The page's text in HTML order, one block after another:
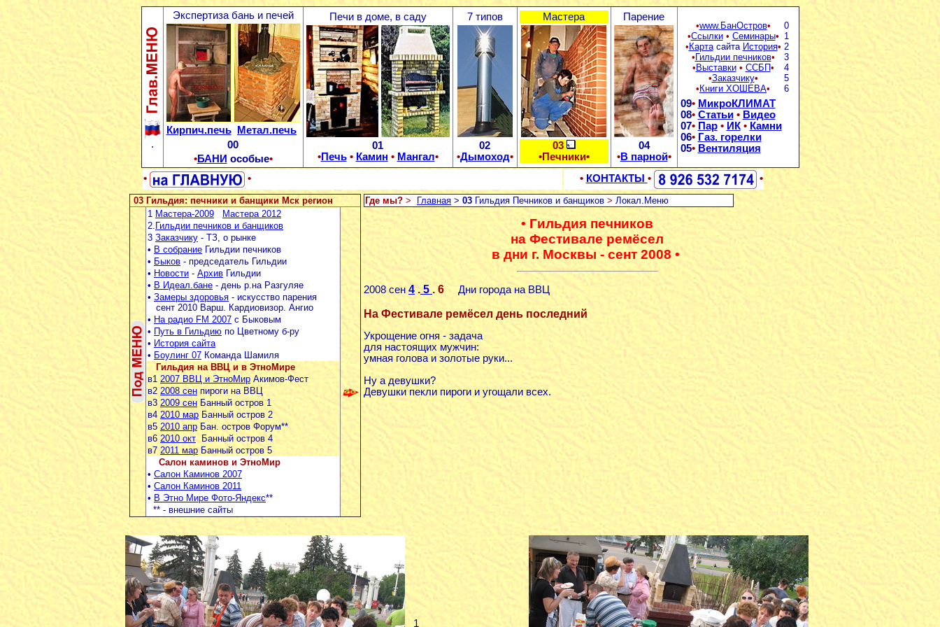
.
Экспертиза бань и печей
Кирпич.печь
Метал.печь
00
•БАНИ особые•
Печи в доме, в саду
01
•Печь • Камин • Мангал•
7 типов
02
•Дымоход•
Мастера
03
•Печники•
Парение
04
•В парной•
•www.БанОстров•
•Ссылки• Семинары•
• Картасайта История•
• Гильдии печников•
• Выставки• ССБП•
•Заказчику•
• Книги ХОШЕВА•
0
1
2
3
4
5
6
09• МикроКЛИМАТ
08• Статьи • Видео
07• Пар • ИК • Камни
06• Газ. горелки
05• Вентиляция
• • • КОНТАКТЫ • •
03 Гильдия: печники и банщики Мск регион
1 Мастера-2009
Мастера 2012
2. Гильдии печников и банщиков
3 Заказчику - ТЗ, о рынке
• В собраниe Гильдии печников
• Быков - председатель Гильдии
• Новости - Архив Гильдии
• В Идеал.бане - день р.на Разгуляе
• Замеры здоровья - искусство парения
сент 2010 Варш. Кардиовизор. Ангио
• На радио FM 2007 с Быковым
• Путь в Гильдию по Цветному б-ру
• История сайта
• Боулинг 07 Команда Шамиля
Гильдия на ВВЦ и в ЭтноМире
в1 2007 ВВЦ и ЭтноМир Акимов-Фест
в2 2008 сен пироги на ВВЦ
в3 2009 сен Банный остров 1
в4 2010 мар Банный остров 2
в5 2010 апр Бан. остров Форум**
в6 2010 октБанный остров 4
в7 2011 мар Банный остров 5
Салон каминов и ЭтноМир
• Салон Каминов 2007
• Салон Каминов 2011
• В Этно Мире Фото-Яндекс**
** - внешние сайты
Где мы? > Главная > 03 Гильдия Печников и банщиков > Локал.Меню
• Гильдия печников
на Фестивале ремёсел
в дни г. Москвы - сент 2008 •
2008 сен 4 . 5 . 6 Дни города на ВВЦ
На Фестивале ремёсел день последний
Укрощение огня - задача
для настоящих мужчин:
умная голова и золотые руки...
Ну а девушки?
Девушки пекли пироги и угощали всех.
1